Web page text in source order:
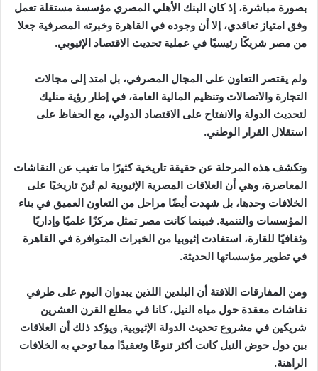
بصورة مباشرة، إذ كان البنك الأهلي المصري مؤسسة مستقلة تعمل
وفق امتياز تعاقدي، إلا أن وجوده في القاهرة وخبرته المصرفية جعلا
من مصر شريكًا رئيسيًا في عملية تحديث الاقتصاد الإثيوبي.
ولم يقتصر التعاون على المجال المصرفي، بل امتد إلى مجالات
التجارة والاتصالات وتنظيم المالية العامة، في إطار رؤية منليك
لتحديث الدولة والانفتاح على الاقتصاد الدولي، مع الحفاظ على
استقلال القرار الوطني.
وتكشف هذه المرحلة عن حقيقة تاريخية كثيرًا ما تغيب عن النقاشات
المعاصرة، وهي أن العلاقات المصرية الإثيوبية لم تُبنَ تاريخيًا على
الخلافات وحدها، بل شهدت أيضًا مراحل من التعاون العميق في بناء
المؤسسات والتنمية. فبينما كانت مصر تمثل مركزًا علميًا وإداريًا
وثقافيًا للقارة، استفادت إثيوبيا من الخبرات المتوافرة في القاهرة
في تطوير مؤسساتها الحديثة.
ومن المفارقات اللافتة أن البلدين اللذين يبدوان اليوم على طرفي
نقاشات معقدة حول مياه النيل، كانا في مطلع القرن العشرين
شريكين في مشروع تحديث الدولة الإثيوبية, ويؤكد ذلك أن العلاقات
بين دول حوض النيل كانت أكثر تنوعًا وتعقيدًا مما توحي به الخلافات
الراهنة.